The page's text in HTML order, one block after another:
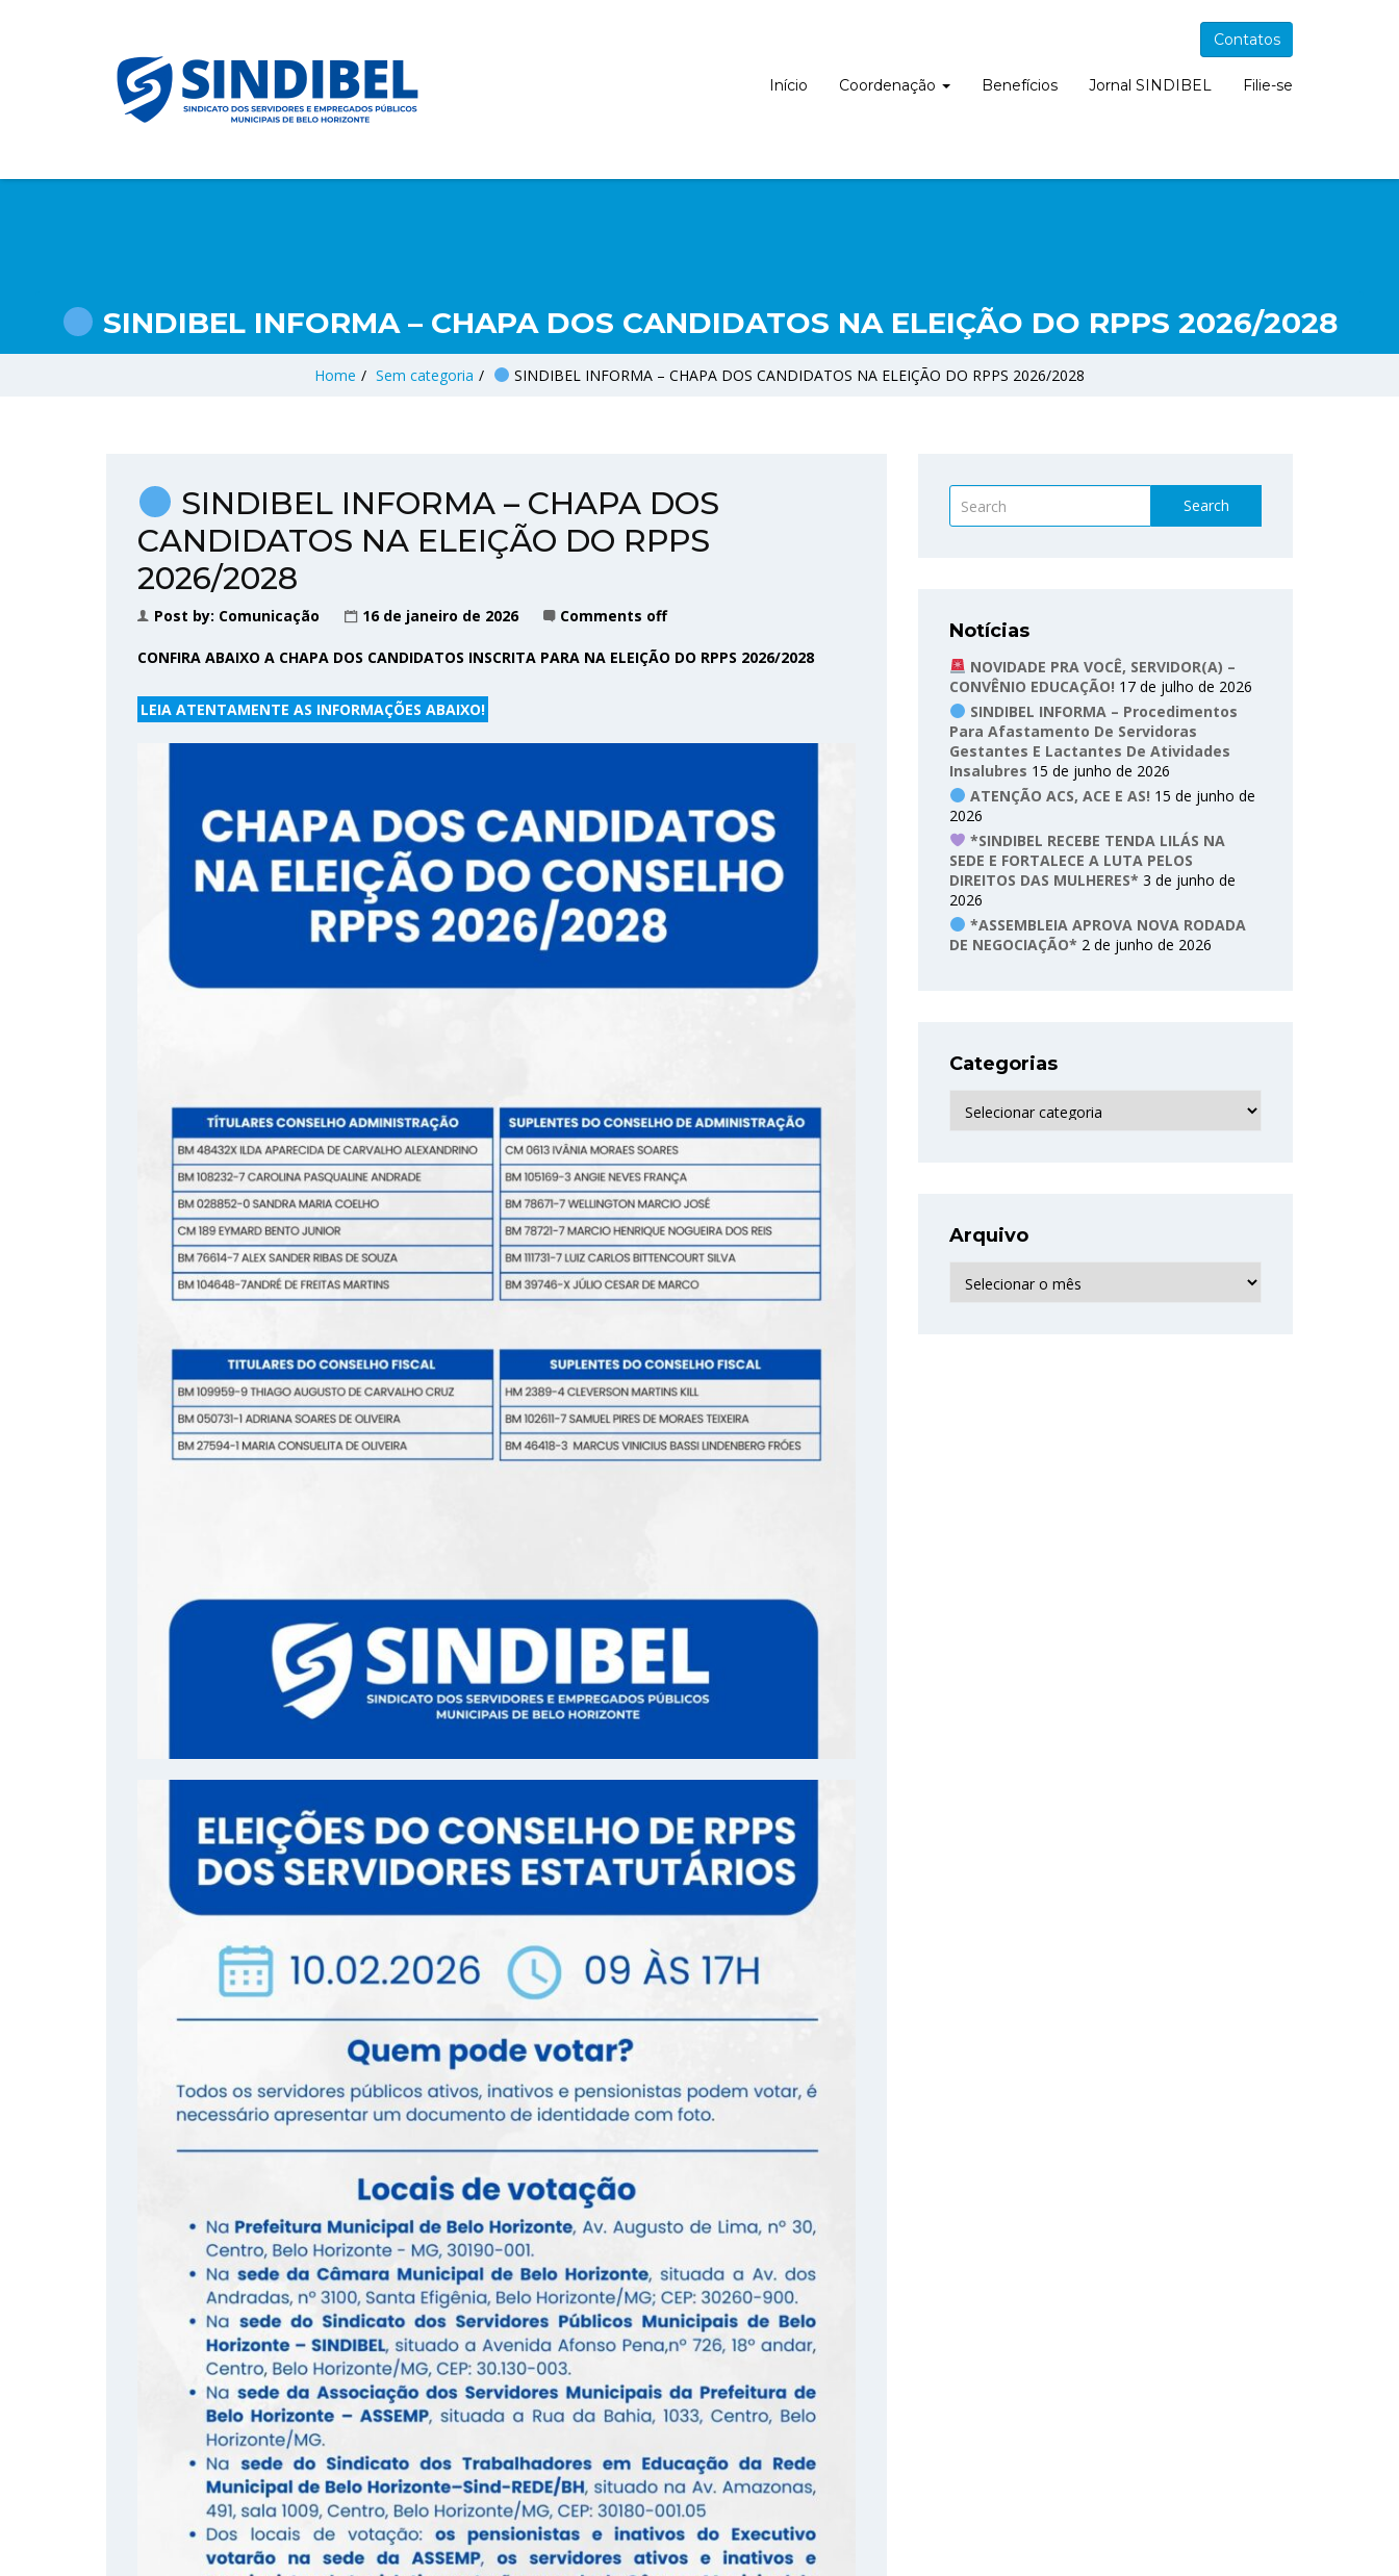
Contatos
Início Coordenação Benefícios Jornal SINDIBEL Filie-se
SINDIBEL INFORMA – CHAPA DOS CANDIDATOS NA ELEIÇÃO DO RPPS 2026/2028
Home / Sem categoria / SINDIBEL INFORMA – CHAPA DOS CANDIDATOS NA ELEIÇÃO DO RPPS 2026/2028
SINDIBEL INFORMA – CHAPA DOS
CANDIDATOS NA ELEIÇÃO DO RPPS
2026/2028
Post by: Comunicação 16 de janeiro de 2026 Comments off
CONFIRA ABAIXO A CHAPA DOS CANDIDATOS INSCRITA PARA NA ELEIÇÃO DO RPPS 2026/2028
LEIA ATENTAMENTE AS INFORMAÇÕES ABAIXO!
Search
Notícias
NOVIDADE PRA VOCÊ, SERVIDOR(A) –
CONVÊNIO EDUCAÇÃO! 17 de julho de 2026
SINDIBEL INFORMA – Procedimentos
Para Afastamento De Servidoras
Gestantes E Lactantes De Atividades
Insalubres 15 de junho de 2026
ATENÇÃO ACS, ACE E AS! 15 de junho de
2026
*SINDIBEL RECEBE TENDA LILÁS NA
SEDE E FORTALECE A LUTA PELOS
DIREITOS DAS MULHERES* 3 de junho de
2026
*ASSEMBLEIA APROVA NOVA RODADA
DE NEGOCIAÇÃO* 2 de junho de 2026
Categorias
Categorias
Arquivo
Arquivo